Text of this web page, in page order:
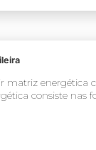
matriz energética
consiste nas